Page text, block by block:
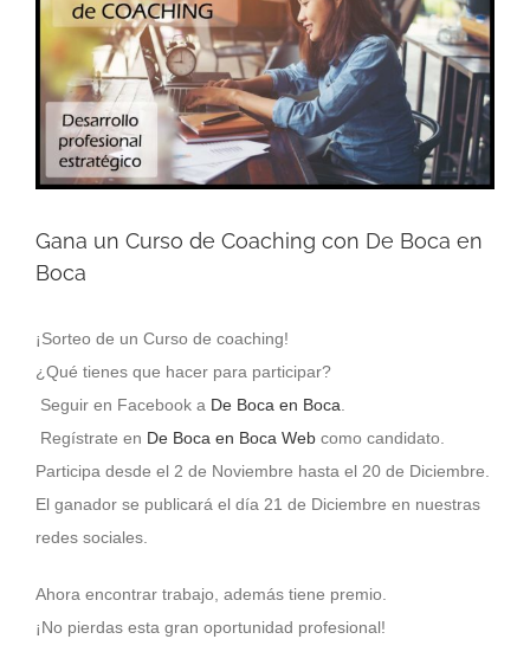
Gana un Curso de Coaching con De Boca en
Boca
¡Sorteo de un Curso de coaching!
¿Qué tienes que hacer para participar?
Seguir en Facebook a De Boca en Boca.
Regístrate en De Boca en Boca Web como candidato.
Participa desde el 2 de Noviembre hasta el 20 de Diciembre.
El ganador se publicará el día 21 de Diciembre en nuestras
redes sociales.
Ahora encontrar trabajo, además tiene premio.
¡No pierdas esta gran oportunidad profesional!